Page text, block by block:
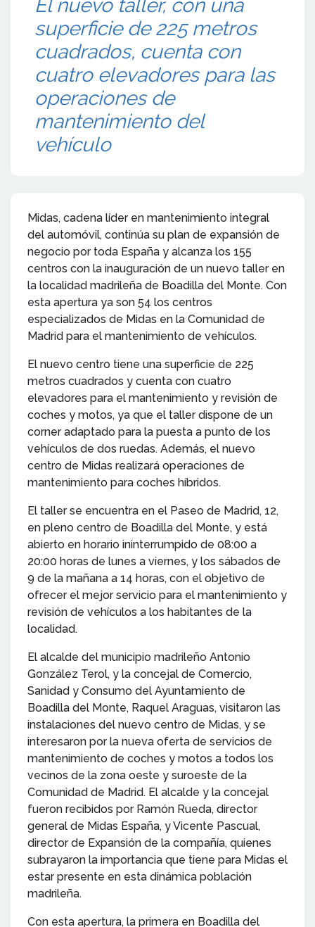
El nuevo taller, con una
superficie de 225 metros
cuadrados, cuenta con
cuatro elevadores para las
operaciones de
mantenimiento del
vehículo
Midas, cadena líder en mantenimiento integral
del automóvil, continúa su plan de expansión de
negocio por toda España y alcanza los 155
centros con la inauguración de un nuevo taller en
la localidad madrileña de Boadilla del Monte. Con
esta apertura ya son 54 los centros
especializados de Midas en la Comunidad de
Madrid para el mantenimiento de vehículos.
El nuevo centro tiene una superficie de 225
metros cuadrados y cuenta con cuatro
elevadores para el mantenimiento y revisión de
coches y motos, ya que el taller dispone de un
corner adaptado para la puesta a punto de los
vehículos de dos ruedas. Además, el nuevo
centro de Midas realizará operaciones de
mantenimiento para coches híbridos.
El taller se encuentra en el Paseo de Madrid, 12,
en pleno centro de Boadilla del Monte, y está
abierto en horario ininterrumpido de 08:00 a
20:00 horas de lunes a viernes, y los sábados de
9 de la mañana a 14 horas, con el objetivo de
ofrecer el mejor servicio para el mantenimiento y
revisión de vehículos a los habitantes de la
localidad.
El alcalde del municipio madrileño Antonio
González Terol, y la concejal de Comercio,
Sanidad y Consumo del Ayuntamiento de
Boadilla del Monte, Raquel Araguas, visitaron las
instalaciones del nuevo centro de Midas, y se
interesaron por la nueva oferta de servicios de
mantenimiento de coches y motos a todos los
vecinos de la zona oeste y suroeste de la
Comunidad de Madrid. El alcalde y la concejal
fueron recibidos por Ramón Rueda, director
general de Midas España, y Vicente Pascual,
director de Expansión de la compañía, quienes
subrayaron la importancia que tiene para Midas el
estar presente en esta dinámica población
madrileña.
Con esta apertura, la primera en Boadilla del